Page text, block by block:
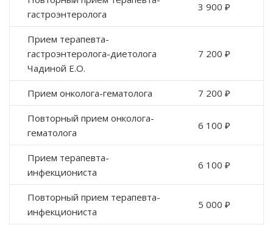
гастроэнтеролога
3 900 ₽
Прием терапевта-
гастроэнтеролога-диетолога
Чадиной Е.О.
7 200 ₽
Прием онколога-гематолога 7 200 ₽
Повторный прием онколога-
гематолога
6 100 ₽
Прием терапевта-
инфекциониста
6 100 ₽
Повторный прием терапевта-
инфекциониста
5 000 ₽